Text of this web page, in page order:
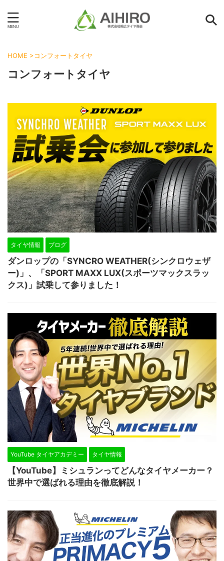
HOME >コンフォートタイヤ
コンフォートタイヤ
タイヤ情報 ブログ
ダンロップの「SYNCRO WEATHER(シンクロウェザ
ー)」、「SPORT MAXX LUX(スポーツマックスラッ
クス)」試乗して参りました！
YouTube タイヤアカデミー タイヤ情報
【YouTube】ミシュランってどんなタイヤメーカー？
世界中で選ばれる理由を徹底解説！